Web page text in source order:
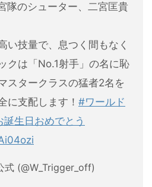
隊のシューター、二宮匡貴
い技量で、息つく間もなく
クは「No.1射手」の名に恥
スタークラスの猛者2名を
に支配します！ #ワールド
生日おめでとう
(@W_Trigger_off)